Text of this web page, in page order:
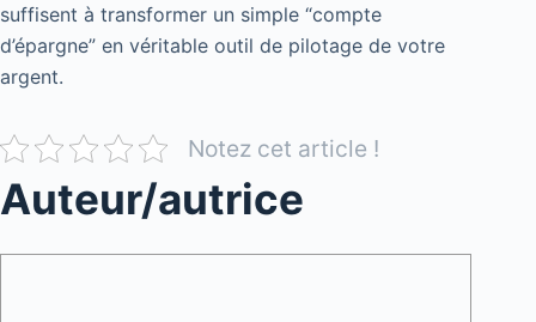
suffisent à transformer un simple “compte
d’épargne” en véritable outil de pilotage de votre
argent.
Notez cet article !
Auteur/autrice